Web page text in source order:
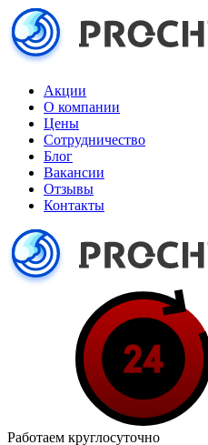
Акции
О компании
Цены
Сотрудничество
Блог
Вакансии
Отзывы
Контакты
Работаем круглосуточно